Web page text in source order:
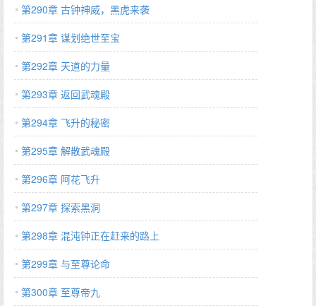
第290章 古钟神威，黑虎来袭
第291章 谋划绝世至宝
第292章 天道的力量
第293章 返回武魂殿
第294章 飞升的秘密
第295章 解散武魂殿
第296章 阿花飞升
第297章 探索黑洞
第298章 混沌钟正在赶来的路上
第299章 与至尊论命
第300章 至尊帝九